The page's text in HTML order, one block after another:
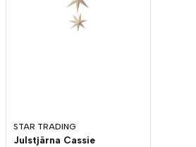
STAR TRADING
Julstjärna Cassie